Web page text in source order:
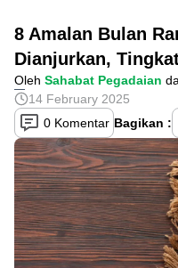
8 Amalan Bulan
Dianjurkan,
Oleh Sahabat Pegadaian
14 February 2025
0 Komentar Bagikan :